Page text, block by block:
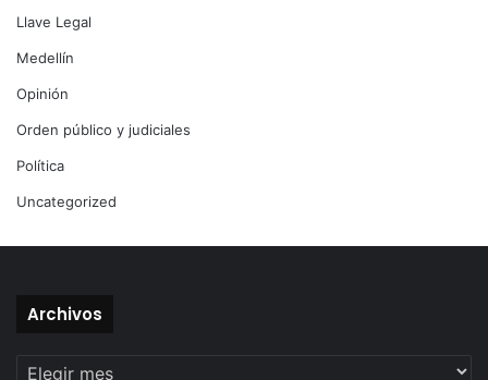
Llave Legal
Medellín
Opinión
Orden público y judiciales
Política
Uncategorized
Archivos